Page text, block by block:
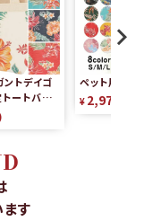
トデイゴ
トバッグ
ペット用かり
¥ 2,970
す